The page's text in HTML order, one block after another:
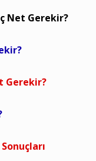
Net Gerekir?
Gerekir?